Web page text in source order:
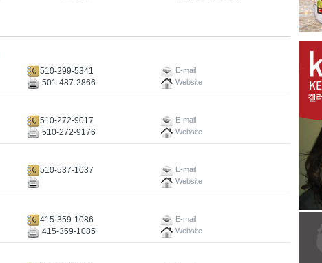
510-299-5341 E-mail
501-487-2866 Website
510-272-9017 E-mail
510-272-9176 Website
510-537-1037
E-mail
Website
415-359-1086 E-mail
415-359-1085 Website